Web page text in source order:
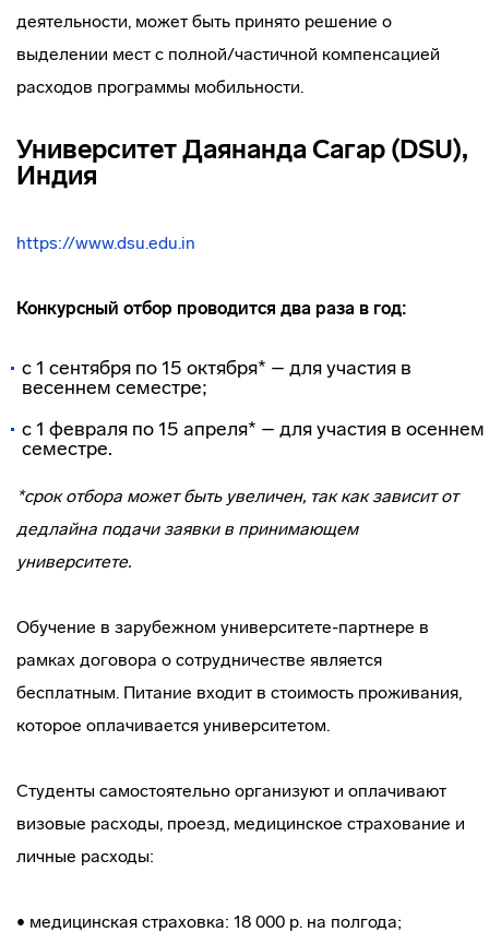
деятельности, может быть принято решение о
выделении мест с полной/частичной компенсацией
расходов программы мобильности.
Университет Даянанда Сагар (DSU),
Индия
https://www.dsu.edu.in
Конкурсный отбор проводится два раза в год:
с 1 сентября по 15 октября* – для участия в
весеннем семестре;
с 1 февраля по 15 апреля* – для участия в осеннем
семестре.
*срок отбора может быть увеличен, так как зависит от
дедлайна подачи заявки в принимающем
университете.
Обучение в зарубежном университете-партнере в
рамках договора о сотрудничестве является
бесплатным. Питание входит в стоимость проживания,
которое оплачивается университетом.
Студенты самостоятельно организуют и оплачивают
визовые расходы, проезд, медицинское страхование и
личные расходы:
• медицинская страховка: 18 000 р. на полгода;